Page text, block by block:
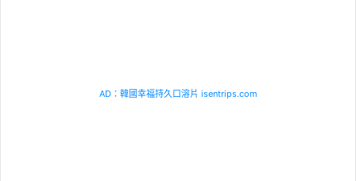
AD：韓國幸福持久口溶片 isentrips.com